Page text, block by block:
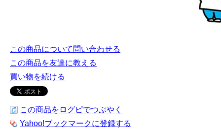
この商品について問い合わせる
この商品を友達に教える
買い物を続ける
この商品をログピでつぶやく
Yahoo!ブックマークに登録する